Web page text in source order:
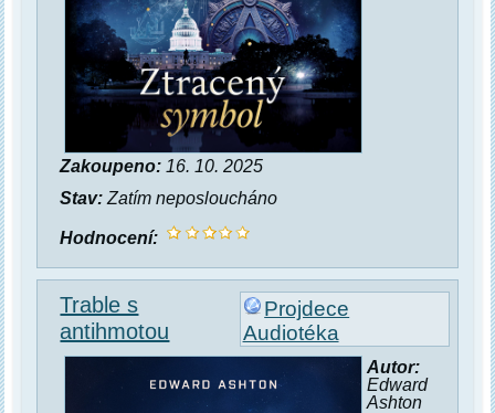
Zakoupeno: 16. 10. 2025
Stav: Zatím neposloucháno
Hodnocení:
Projdece
Audiotéka
Trable s
antihmotou
Autor:
Edward
Ashton